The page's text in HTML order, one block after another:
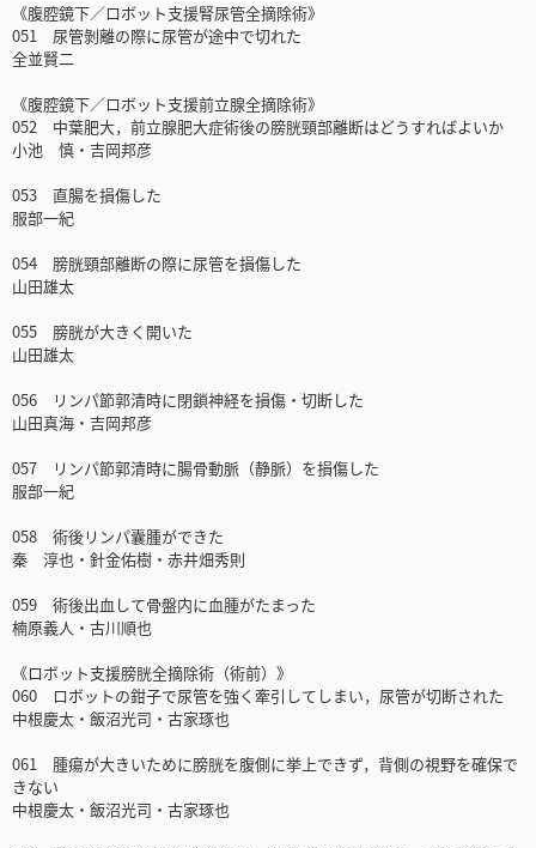
《腹腔鏡下／ロボット支援腎尿管全摘除術》
051 尿管剝離の際に尿管が途中で切れた
全並賢二
《腹腔鏡下／ロボット支援前立腺全摘除術》
052 中葉肥大，前立腺肥大症術後の膀胱頸部離断はどうすればよいか
小池 慎・吉岡邦彦
053 直腸を損傷した
服部一紀
054 膀胱頸部離断の際に尿管を損傷した
山田雄太
055 膀胱が大きく開いた
山田雄太
056 リンパ節郭清時に閉鎖神経を損傷・切断した
山田真海・吉岡邦彦
057 リンパ節郭清時に腸骨動脈（静脈）を損傷した
服部一紀
058 術後リンパ囊腫ができた
秦 淳也・針金佑樹・赤井畑秀則
059 術後出血して骨盤内に血腫がたまった
楠原義人・古川順也
《ロボット支援膀胱全摘除術（術前）》
060 ロボットの鉗子で尿管を強く牽引してしまい，尿管が切断された
中根慶太・飯沼光司・古家琢也
061 腫瘍が大きいために膀胱を腹側に挙上できず，背側の視野を確保で
きない
中根慶太・飯沼光司・古家琢也